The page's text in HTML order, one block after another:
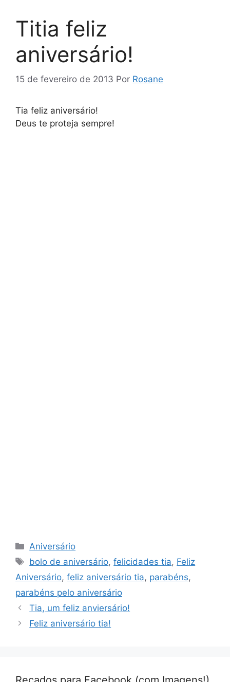
Titia feliz
aniversário!
15 de fevereiro de 2013 Por Rosane
Tia feliz aniversário!
Deus te proteja sempre!
Categorias
Aniversário
Tags
bolo de aniversário,felicidades tia, Feliz
Aniversário, feliz aniversário tia, parabéns,
parabéns pelo aniversário
Tia, um feliz anviersário!
Feliz aniversário tia!